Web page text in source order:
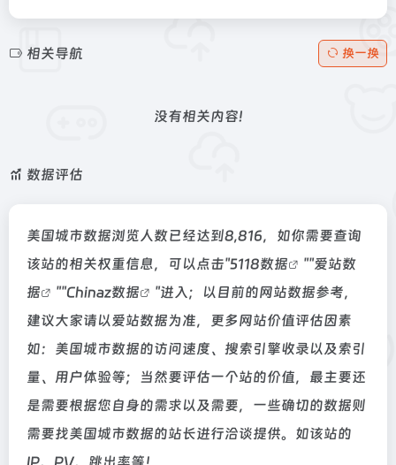
相关导航 换一换
没有相关内容!
数据评估
美国城市数据浏览人数已经达到8,816，如你需要查询
该站的相关权重信息，可以点击"5118数据 ""爱站数
据
""Chinaz数据
"进入；以目前的网站数据参考，
建议大家请以爱站数据为准，更多网站价值评估因素
如：美国城市数据的访问速度、搜索引擎收录以及索引
量、用户体验等；当然要评估一个站的价值，最主要还
是需要根据您自身的需求以及需要，一些确切的数据则
需要找美国城市数据的站长进行洽谈提供。如该站的